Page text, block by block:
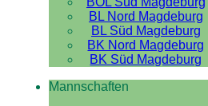
BL Nord Magdeburg
BL Süd Magdeburg
BK Nord Magdeburg
BK Süd Magdeburg
Mannschaften